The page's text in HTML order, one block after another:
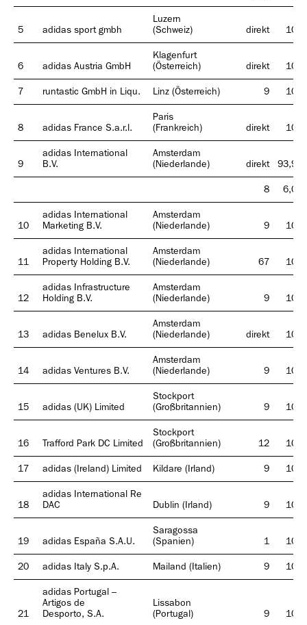
Geschäfts­bericht
2019
Geschäfts­bericht
2018
Geschäfts­bericht
2017
5 adidas sport gmbh
Luzern
(Schweiz)
direkt 100
6 adidas Austria GmbH
Klagenfurt
(Österreich)
direkt 100
7 runtastic GmbH in Liqu. Linz (Österreich) 9 100
8 adidas France S.a.r.l.
Paris
(Frankreich)
direkt 100
9
adidas International
B.V.
Amsterdam
(Niederlande)
direkt 93,97
8 6,03
10
adidas International
Marketing B.V.
Amsterdam
(Niederlande)
9 100
11
adidas International
Property Holding B.V.
Amsterdam
(Niederlande)
67 100
12
adidas Infrastructure
Holding B.V.
Amsterdam
(Niederlande)
9 100
13 adidas Benelux B.V.
Amsterdam
(Niederlande)
direkt 100
14 adidas Ventures B.V.
Amsterdam
(Niederlande)
9 100
15 adidas (UK) Limited
Stockport
(Großbritannien)
9 100
16 Trafford Park DC Limited
Stockport
(Großbritannien)
12 100
17 adidas (Ireland) Limited Kildare (Irland) 9 100
18
adidas International Re
DAC
Dublin (Irland) 9 100
19 adidas España S.A.U.
Saragossa
(Spanien)
1 100
20 adidas Italy S.p.A. Mailand (Italien) 9 100
21
adidas Portugal –
Artigos de
Desporto, S.A.
Lissabon
(Portugal)
9 100